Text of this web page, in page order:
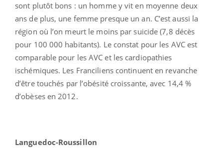
sont plutôt bons : un homme y vit en moyenne deux
ans de plus, une femme presque un an. C’est aussi la
région où l’on meurt le moins par suicide (7,8 décès
pour 100 000 habitants). Le constat pour les AVC est
comparable pour les AVC et les cardiopathies
ischémiques. Les Franciliens continuent en revanche
d’être touchés par l’obésité croissante, avec 14,4 %
d’obèses en 2012.
Languedoc-Roussillon